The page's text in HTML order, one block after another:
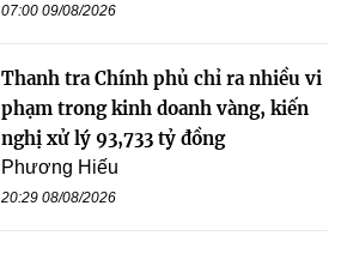
07:00 09/08/2026
Thanh tra Chính phủ chỉ ra nhiều vi
phạm trong kinh doanh vàng, kiến
nghị xử lý 93,733 tỷ đồng
Phương Hiếu
20:29 08/08/2026